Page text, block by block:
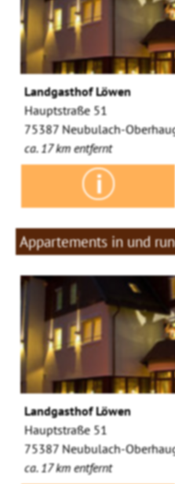
Landgasthof Löwen
Hauptstraße 51
75387 Neubulach-
ca. 17 km entfernt
Appartements in und
Landgasthof Löwen
Hauptstraße 51
75387 Neubulach-
ca. 17 km entfernt